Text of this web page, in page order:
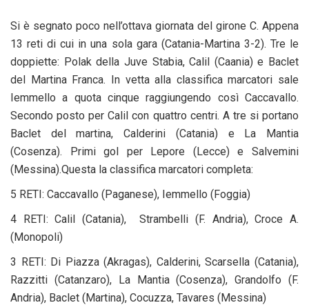
Si è segnato poco nell’ottava giornata del girone C. Appena
13 reti di cui in una sola gara (Catania-Martina 3-2). Tre le
doppiette: Polak della Juve Stabia, Calil (Caania) e Baclet
del Martina Franca. In vetta alla classifica marcatori sale
Iemmello a quota cinque raggiungendo così Caccavallo.
Secondo posto per Calil con quattro centri. A tre si portano
Baclet del martina, Calderini (Catania) e La Mantia
(Cosenza). Primi gol per Lepore (Lecce) e Salvemini
(Messina).Questa la classifica marcatori completa:
5 RETI: Caccavallo (Paganese), Iemmello (Foggia)
4 RETI: Calil (Catania), Strambelli (F. Andria), Croce A.
(Monopoli)
3 RETI: Di Piazza (Akragas), Calderini, Scarsella (Catania),
Razzitti (Catanzaro), La Mantia (Cosenza), Grandolfo (F.
Andria), Baclet (Martina), Cocuzza, Tavares (Messina)